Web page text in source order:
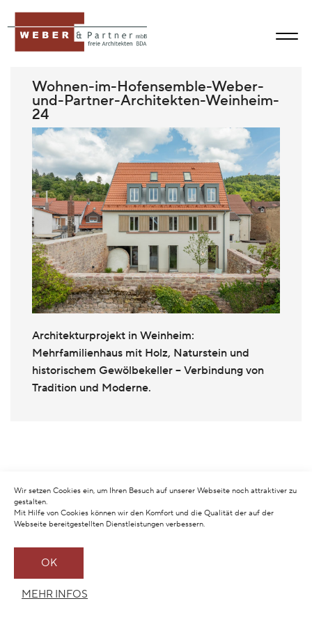
Wir setzen Cookies ein, um Ihren Besuch auf unserer Webseite noch attraktiver zu
gestalten.
Mit Hilfe von Cookies können wir den Komfort und die Qualität der auf der
Webseite bereitgestellten Dienstleistungen verbessern.
OK
MEHR INFOS
Wohnen-im-Hofensemble-Weber-
und-Partner-Architekten-Weinheim-
24
Architekturprojekt in Weinheim:
Mehrfamilienhaus mit Holz, Naturstein und
historischem Gewölbekeller – Verbindung von
Tradition und Moderne.